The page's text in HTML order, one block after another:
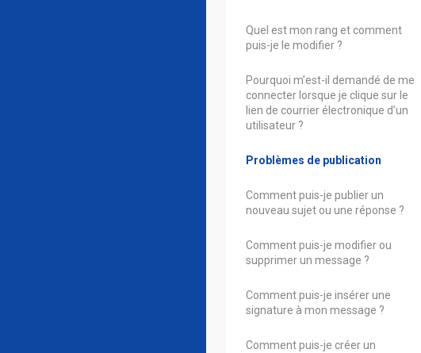
Quel est mon rang et comment
puis-je le modifier ?
Pourquoi m’est-il demandé de me
connecter lorsque je clique sur le
lien de courrier électronique d’un
utilisateur ?
Problèmes de publication
Comment puis-je publier un
nouveau sujet ou une réponse ?
Comment puis-je modifier ou
supprimer un message ?
Comment puis-je insérer une
signature à mon message ?
Comment puis-je créer un